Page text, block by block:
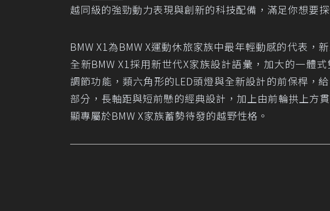
越同級的強勁動力表現與創新的科技配備，滿足你想要
BMW X1為BMW X運動休旅家族中最年輕動感的代表，
全新BMW X1採用新世代X家族設計語彙，加大的一體
調節功能，類六角形的LED頭燈與全新設計的前保桿，
部分，長軸距與短前懸的經典設計，加上由前輪拱上方
顯專屬於BMW X家族蓄勢待發的越野性格。